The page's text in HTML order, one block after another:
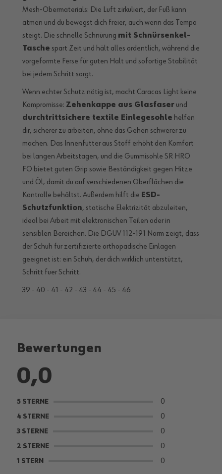
Mesh-Obermaterials: Die Luft zirkuliert, der Fuß kann
atmen und du bewegst dich freier, auch wenn das Tempo
steigt. Die schnelle Schnürung mit Schnürsenkel-
Tasche spart Zeit und hält alles ordentlich, während die
vorgeformte Ferse für guten Halt und sofortige Stabilität
bei jedem Schritt sorgt.
Wenn echter Schutz nötig ist, macht Caracas Light keine
Kompromisse: Zehenkappe aus Glasfaser und
durchtrittsichere textile Einlegesohle helfen
dir, sicherer zu arbeiten, ohne das Gehen schwerer zu
machen. Das Innenfutter aus Stoff erhöht den Komfort
bei langen Arbeitstagen, und die Gummisohle SR HRO
FO bietet guten Grip sowie Beständigkeit gegen Hitze
und Öl, damit du auf verschiedenen Oberflächen die
Kontrolle behältst. Außerdem hilft die ESD-
Schutzfunktion, statische Elektrizität abzuleiten,
ideal bei Arbeit mit elektronischen Teilen oder in
sensiblen Bereichen. Die DGUV 112-191 Norm zeigt, dass
der Schuh für zertifizierte orthopädische Einlagen
geeignet ist: ein Schuh, der dich wirklich unterstützt,
Schritt fuer Schritt.
39 - 40 - 41 - 42 - 43 - 44 - 45 - 46
Bewertungen
0,0
5 STERNE 0
4 STERNE 0
3 STERNE 0
2 STERNE 0
1 STERN 0